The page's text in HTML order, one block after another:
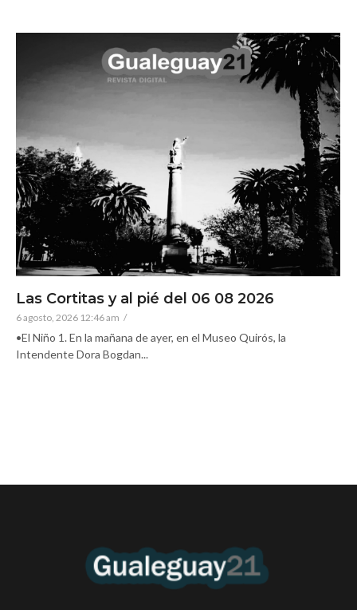
Las Cortitas y al pié del 06 08 2026
6 agosto, 2026 12:46 am /
•El Niño 1. En la mañana de ayer, en el Museo Quirós, la
Intendente Dora Bogdan...